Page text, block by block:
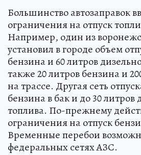
Большинство автозаправок
ограничения на отпуск
Например, один из
установил в городе объем
бензина и 60 литров
также 20 литров бензина и
на трассе. Другая сеть
бензина в бак и до 30 литров
топлива. По-прежнему
ограничения на отпуск
Временные перебои
федеральных сетях АЗС.